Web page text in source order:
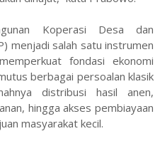
Koperasi Desa dan
menjadi salah satu instrumen
fondasi ekonomi
berbagai persoalan klasik
distribusi hasil anen,
hingga akses pembiayaan
masyarakat kecil.